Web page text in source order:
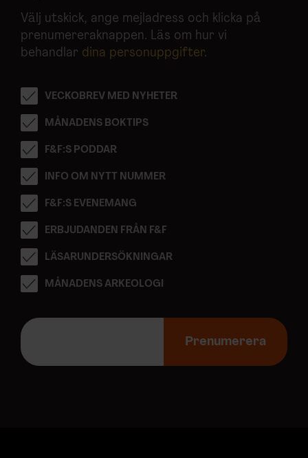
Välj utskick, ange mejladress och klicka på
prenumereraknappen. Läs om hur vi
behandlar dina personuppgifter.
VECKOBREV MED NYHETER
MÅNADENS BOKTIPS
F&F:S PODDAR
INFO OM NYTT NUMMER
F&F:S EVENEMANG
ERBJUDANDEN FRÅN F&F
LÄSARUNDERSÖKNINGAR
MÅNADENS ARKEOLOGI
E
p
Prenumerera